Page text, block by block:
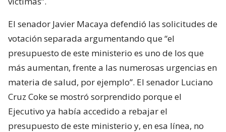
El senador Javier Macaya defendió las solicitudes de
votación separada argumentando que “el
presupuesto de este ministerio es uno de los que
más aumentan, frente a las numerosas urgencias en
materia de salud, por ejemplo”. El senador Luciano
Cruz Coke se mostró sorprendido porque el
Ejecutivo ya había accedido a rebajar el
presupuesto de este ministerio y, en esa línea, no